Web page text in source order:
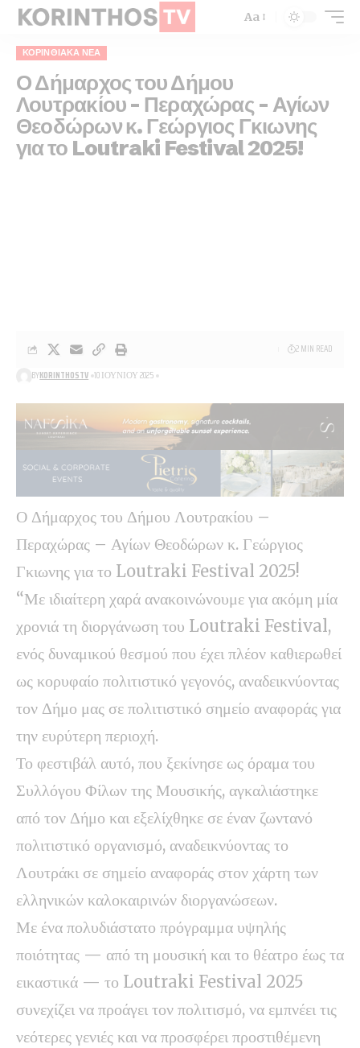
Aa
ΚΟΡΙΝΘΙΑΚΆ ΝΈΑ
Ο Δήμαρχος του Δήμου
Λουτρακίου – Περαχώρας – Αγίων
Θεοδώρων κ. Γεώργιος Γκιωνης
για το Loutraki Festival 2025!
BYKORINTHOSTV 10 ΙΟΥΝΊΟΥ 2025
2 MIN READ
Ο Δήμαρχος του Δήμου Λουτρακίου –
Περαχώρας – Αγίων Θεοδώρων κ. Γεώργιος
Γκιωνης για το Loutraki Festival 2025!
“Με ιδιαίτερη χαρά ανακοινώνουμε για ακόμη μία
χρονιά τη διοργάνωση του Loutraki Festival,
ενός δυναμικού θεσμού που έχει πλέον καθιερωθεί
ως κορυφαίο πολιτιστικό γεγονός, αναδεικνύοντας
τον Δήμο μας σε πολιτιστικό σημείο αναφοράς για
την ευρύτερη περιοχή.
Το φεστιβάλ αυτό, που ξεκίνησε ως όραμα του
Συλλόγου Φίλων της Μουσικής, αγκαλιάστηκε
από τον Δήμο και εξελίχθηκε σε έναν ζωντανό
πολιτιστικό οργανισμό, αναδεικνύοντας το
Λουτράκι σε σημείο αναφοράς στον χάρτη των
ελληνικών καλοκαιρινών διοργανώσεων.
Με ένα πολυδιάστατο πρόγραμμα υψηλής
ποιότητας — από τη μουσική και το θέατρο έως τα
εικαστικά — το Loutraki Festival 2025
συνεχίζει να προάγει τον πολιτισμό, να εμπνέει τις
νεότερες γενιές και να προσφέρει προστιθέμενη